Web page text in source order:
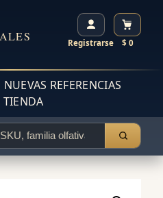
Registrarse $ 0
NUEVAS REFERENCIAS
TIENDA